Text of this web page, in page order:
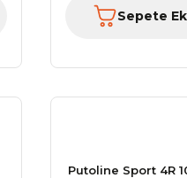
Sepete
Putoline Sport 4R